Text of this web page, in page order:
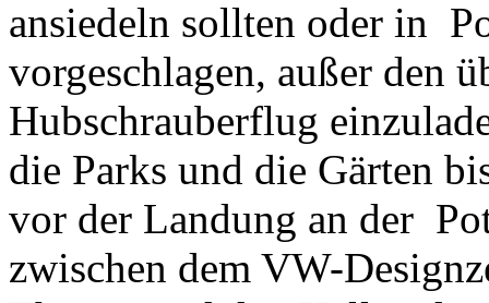
ansiedeln sollten oder in
vorgeschlagen, außer den
Hubschrauberflug
die Parks und die Gärten
vor der Landung an der
zwischen dem VW-